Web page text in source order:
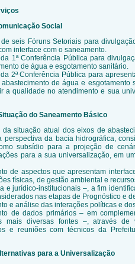
Social
seis Fóruns Setoriais para
interface com o saneamento.
1ª Conferência Pública para
de água e esgotamento sanitário.
2ª Conferência Pública para
de água e esgotamento
a qualidade no atendimento e sua
do Saneamento Básico
da situação atual dos eixos de
perspectiva da bacia hidrográfica,
subsídio para a projeção de
para a sua universalização, em
de aspectos que apresentam
físicas, de gestão ambiental e
e jurídico-institucionais –, a fim
nas etapas de Prognóstico e
e análise das interações políticas e
de dados primários – em
mais diversas fontes –, através de
e reuniões com técnicos da
para a Universalização